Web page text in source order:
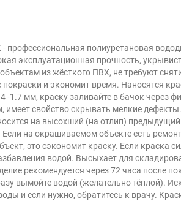
профессиональная полиуретановая
эксплуатационная прочность,
из жёсткого ПВХ, не требуют
покраски и экономит время. Наносятся
1.7 мм, краску заливайте в бачок через
свойство скрывать мелкие
на высохший (на отлип)
на окрашиваемом объекте есть
это сэкономит краску. Если краска
водой. Высыхает для
рекомендуется через 72 часа после
вымойте водой (желательно тёплой).
и если нужно, обратитесь к врачу.